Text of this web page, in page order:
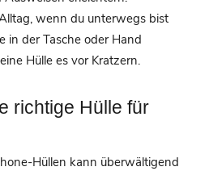
wenn du unterwegs bist
in der Tasche oder Hand
Hülle es vor Kratzern.
richtige Hülle für
Hüllen kann überwältigend